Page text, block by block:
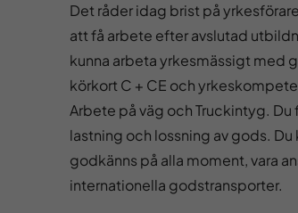
Det råder idag brist på
att få arbete efter avslutad
kunna arbeta yrkesmässigt med
körkort C + CE och
Arbete på väg och Truckintyg.
lastning och lossning av gods.
godkänns på alla moment, vara
internationella godstransporter.